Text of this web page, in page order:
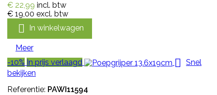
€ 22,99 incl. btw
€ 19,00 excl. btw
 In winkelwagen
Meer
-10% In prijs verlaagd 
Snel
bekijken
Referentie: PAWI11594